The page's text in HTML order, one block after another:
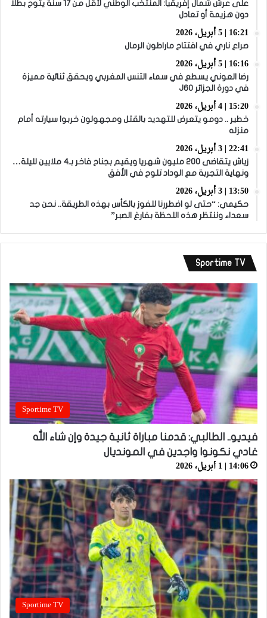
على عرش شمال إفريقيا: المنتخب الوطني لأقل من 17 سنة يتوج بطلا
دون هزيمة أو تعادل
16:21 | 5 أبريل، 2026
صراع ناري في افتتاح ماراطون الرمال
16:16 | 5 أبريل، 2026
رضا العوني يسطع في سماء التنس المغربي ويحقق ثنائية مميزة
في دورة الجزائر J60
15:20 | 4 أبريل، 2026
خطير .. دومو يتعرض للتهديد بالقتل ومجهولون خربوا سيارته أمام
منزله
22:41 | 3 أبريل، 2026
زياش يتقاضى 200 مليون شهريا ويقيم بجناح فاخر بـ4 ملايين لليلة…
ونهاية التجربة مع الوداد تلوح في الأفق
13:50 | 3 أبريل، 2026
حكيمي: “حتى لو اضطررنا للفوز بالكأس بهذه الطريقة.. نحن جد
سعداء وننتظر هذه اللحظة بفارغ الصبر”
Sportime TV
Sportime TV
فيديو.. الطالبي: قدمنا مباراة ثانية جيدة وإن شاء الله
غادي نكونوا واجدين في المونديال
14:06 | 1 أبريل، 2026
Sportime TV